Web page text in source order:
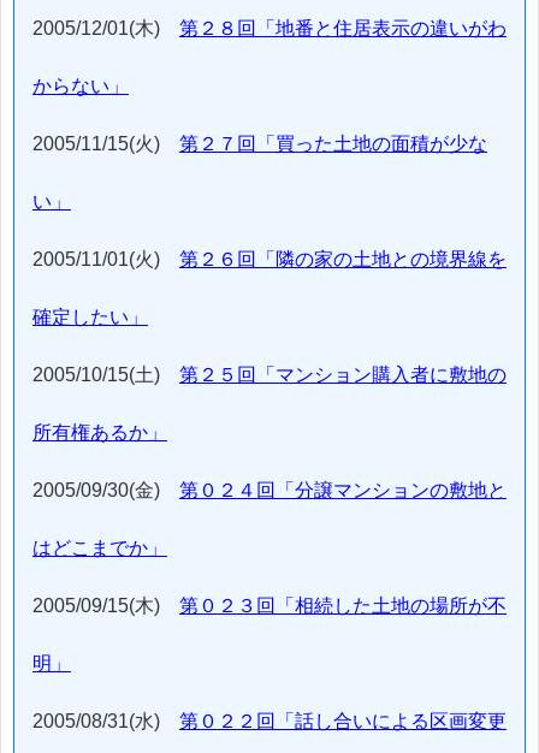
2005/12/01(木) 第２８回「地番と住居表示の違いがわ
からない」
2005/11/15(火) 第２７回「買った土地の面積が少な
い」
2005/11/01(火) 第２６回「隣の家の土地との境界線を
確定したい」
2005/10/15(土) 第２５回「マンション購入者に敷地の
所有権あるか」
2005/09/30(金) 第０２４回「分譲マンションの敷地と
はどこまでか」
2005/09/15(木) 第０２３回「相続した土地の場所が不
明」
2005/08/31(水) 第０２２回「話し合いによる区画変更